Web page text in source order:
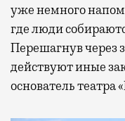
уже немного
где люди
Перешагнув через
действуют иные
основатель театра